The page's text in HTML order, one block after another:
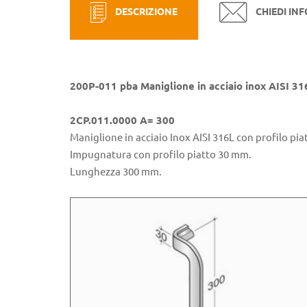
DESCRIZIONE CHIEDI
200P-011 pba Maniglione in acciaio inox AISI
2CP.011.0000 A= 300
Maniglione in acciaio Inox AISI 316L con profilo
Impugnatura con profilo piatto 30 mm.
Lunghezza 300 mm.